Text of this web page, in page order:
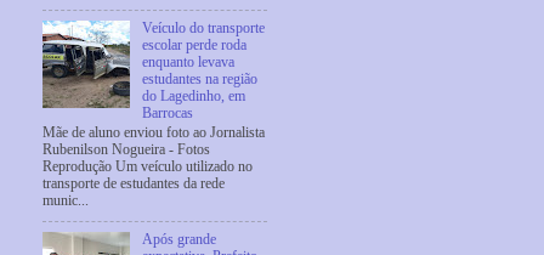
Veículo do transporte
escolar perde roda
enquanto levava
estudantes na região
do Lagedinho, em
Barrocas
Mãe de aluno enviou foto ao Jornalista
Rubenilson Nogueira - Fotos
Reprodução Um veículo utilizado no
transporte de estudantes da rede
munic...
Após grande